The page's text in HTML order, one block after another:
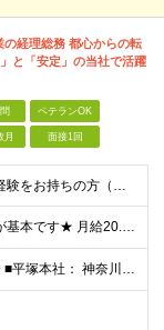
経理総務 都心からの転
と「安定」の当社で活躍
ベテランOK
月 面接1回
◆総務もしくは経理の実務経験をお持ちの方（年数不問・ブランクOK） ※学歴不問 ＼こんな方にオススメです！／ ◎これまでは都内に通っていたが湘南で腰を据えて働きたい ◎経理の仕事は好きだけど残業続き
★年次昇給あり！毎年昇給が基本です★ 月給20.5万円～27万円＋賞与年2回（昨年実績3ヶ月分） ※経験・年齢・スキルを考慮して決定します ※正社員の場合は試用期間3ヶ月。その間の待遇に差異なし
★転勤なし★平塚駅チカ3分 ■平塚本社： 神奈川県平塚市宝町3-1 平塚MNビル10F 【 抜群のアクセス環境 】 JR東海道線・湘南新宿ラインが乗り入れており、 上り下り共にアクセス良好。 【